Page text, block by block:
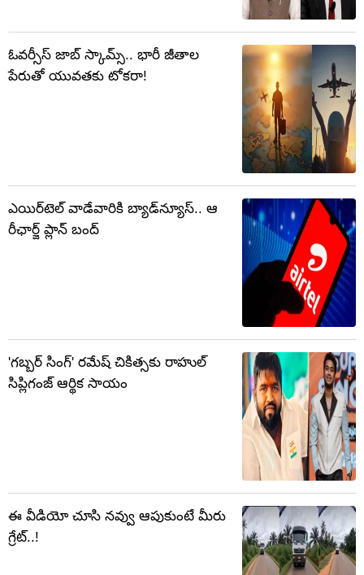
ఓవర్సీస్‌ జాబ్‌ స్కామ్స్‌.. భారీ జీతాల
పేరుతో యువతకు టోకరా!
ఎయిర్‌టెల్ వాడేవారికి బ్యాడ్‌న్యూస్.. ఆ
రీఛార్జ్ ప్లాన్ బంద్
'గబ్బర్ సింగ్' రమేష్ చికిత్సకు రాహుల్
సిప్లిగంజ్ ఆర్థిక సాయం
ఈ వీడియో చూసి నవ్వు ఆపుకుంటే మీరు
గ్రేట్..!